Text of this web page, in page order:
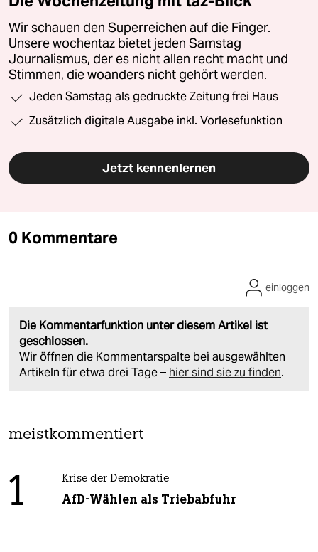
Wir schauen den Superreichen auf die Finger.
Unsere wochentaz bietet jeden Samstag
Journalismus, der es nicht allen recht macht und
Stimmen, die woanders nicht gehört werden.
Jeden Samstag als gedruckte Zeitung frei Haus
Zusätzlich digitale Ausgabe inkl. Vorlesefunktion
Jetzt kennenlernen
0 Kommentare
Die Kommentarfunktion unter diesem Artikel ist
geschlossen.
Wir öffnen die Kommentarspalte bei ausgewählten
Artikeln für etwa drei Tage – hier sind sie zu finden.
einloggen
meistkommentiert
1 Krise der Demokratie
AfD-Wählen als Triebabfuhr